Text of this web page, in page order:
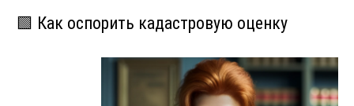
🟩 Как оспорить кадастровую оценку